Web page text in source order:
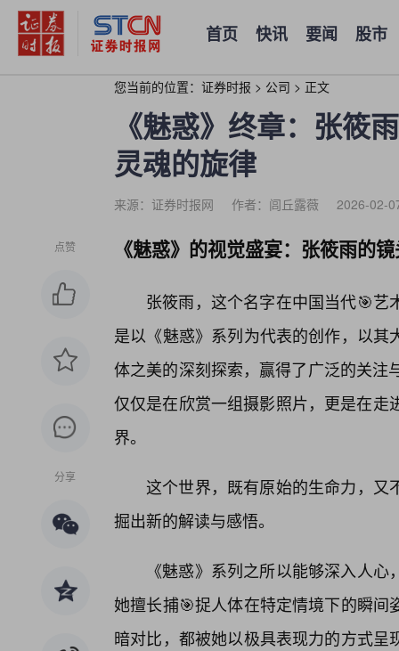
首页 快讯 要闻 股市
您当前的位置： 证券时报 > 公司 > 正文
《魅惑》终章：张筱
灵魂的旋律
来源：证券时报网 作者：闾丘露薇 2026-02-
点赞
分享
《魅惑》的视觉盛宴：张筱雨的
张筱雨，这个名字在中国当代🎯
是以《魅惑》系列为代表的创作，以
体之美的深刻探索，赢得了广泛的关
仅仅是在欣赏一组摄影照片，更是在
界。
这个世界，既有原始的生命力，
掘出新的解读与感悟。
《魅惑》系列之所以能够深入人
她擅长捕🎯捉人体在特定情境下的瞬
暗对比，都被她以极具表现力的方式